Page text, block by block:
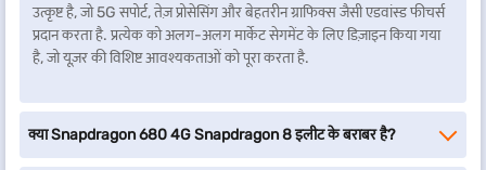
उत्कृष्ट है, जो 5G सपोर्ट, तेज़ प्रोसेसिंग और बेहतरीन ग्राफिक्स जैसी एडवांस्ड फीचर्स
प्रदान करता है. प्रत्येक को अलग-अलग मार्केट सेगमेंट के लिए डिज़ाइन किया गया
है, जो यूज़र की विशिष्ट आवश्यकताओं को पूरा करता है.
क्या Snapdragon 680 4G Snapdragon 8 इलीट के बराबर है?